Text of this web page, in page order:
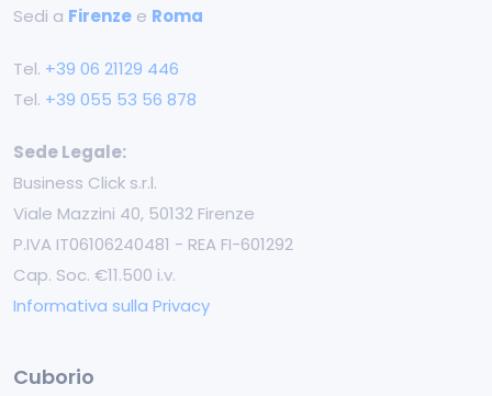
Sedi a Firenze e Roma
Tel. +39 ‭06 21129 446‬
Tel. +39 055 53 56 878
Sede Legale:
Business Click s.r.l.
Viale Mazzini 40, 50132 Firenze
P.IVA IT06106240481 - REA FI-601292
Cap. Soc. €11.500 i.v.
Informativa sulla Privacy
Cuborio